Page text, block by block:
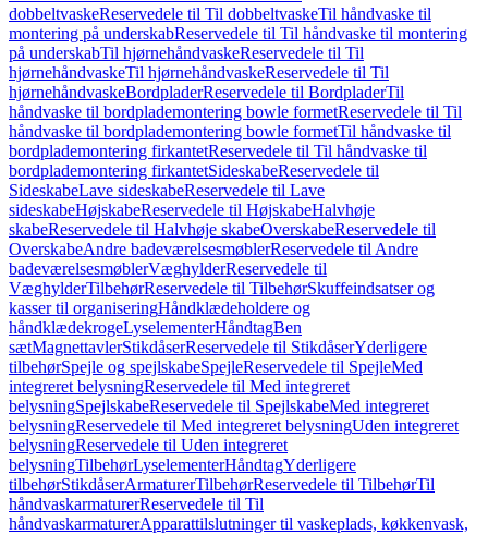
dobbeltvaskeReservedele til Til dobbeltvaskeTil håndvaske til
montering på underskabReservedele til Til håndvaske til montering
på underskabTil hjørnehåndvaskeReservedele til Til
hjørnehåndvaskeTil hjørnehåndvaskeReservedele til Til
hjørnehåndvaskeBordpladerReservedele til BordpladerTil
håndvaske til bordplademontering bowle formetReservedele til Til
håndvaske til bordplademontering bowle formetTil håndvaske til
bordplademontering firkantetReservedele til Til håndvaske til
bordplademontering firkantetSideskabeReservedele til
SideskabeLave sideskabeReservedele til Lave
sideskabeHøjskabeReservedele til HøjskabeHalvhøje
skabeReservedele til Halvhøje skabeOverskabeReservedele til
OverskabeAndre badeværelsesmøblerReservedele til Andre
badeværelsesmøblerVæghylderReservedele til
VæghylderTilbehørReservedele til TilbehørSkuffeindsatser og
kasser til organiseringHåndklædeholdere og
håndklædekrogeLyselementerHåndtagBen
sætMagnettavlerStikdåserReservedele til StikdåserYderligere
tilbehørSpejle og spejlskabeSpejleReservedele til SpejleMed
integreret belysningReservedele til Med integreret
belysningSpejlskabeReservedele til SpejlskabeMed integreret
belysningReservedele til Med integreret belysningUden integreret
belysningReservedele til Uden integreret
belysningTilbehørLyselementerHåndtagYderligere
tilbehørStikdåserArmaturerTilbehørReservedele til TilbehørTil
håndvaskarmaturerReservedele til Til
håndvaskarmaturerApparattilslutninger til vaskeplads, køkkenvask,